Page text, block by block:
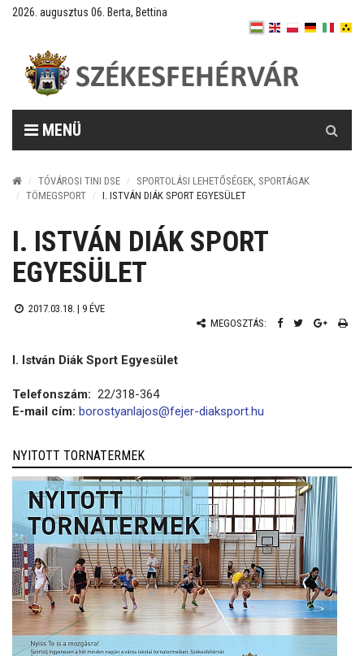
2026. augusztus 06. Berta, Bettina
MENÜ
TÓVÁROSI TINI DSE
SPORTOLÁSI LEHETŐSÉGEK, SPORTÁGAK
TÖMEGSPORT
I. ISTVÁN DIÁK SPORT EGYESÜLET
I. ISTVÁN DIÁK SPORT
EGYESÜLET
2017.03.18. | 9 ÉVE
MEGOSZTÁS:
I. István Diák Sport Egyesület
Telefonszám: 22/318-364
E-mail cím: borostyanlajos@fejer-diaksport.hu
NYITOTT TORNATERMEK